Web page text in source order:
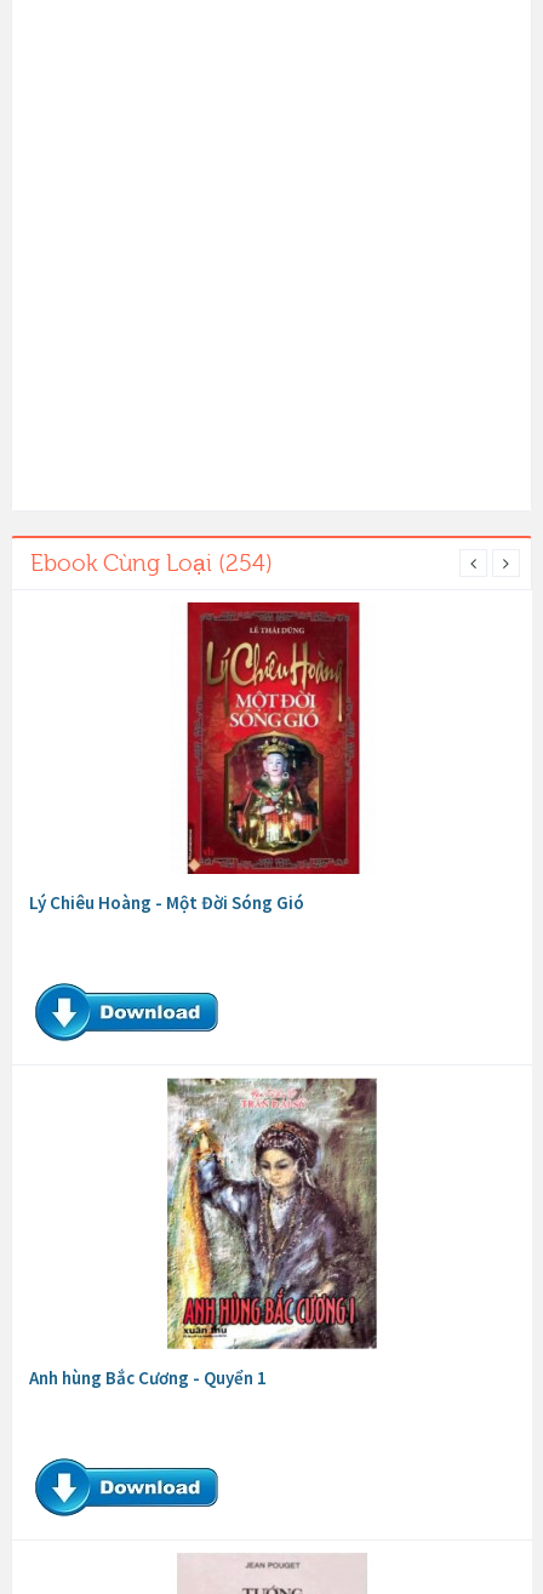
Ebook Cùng Loại (254)
Lý Chiêu Hoàng - Một Đời Sóng Gió
Anh hùng Bắc Cương - Quyển 1